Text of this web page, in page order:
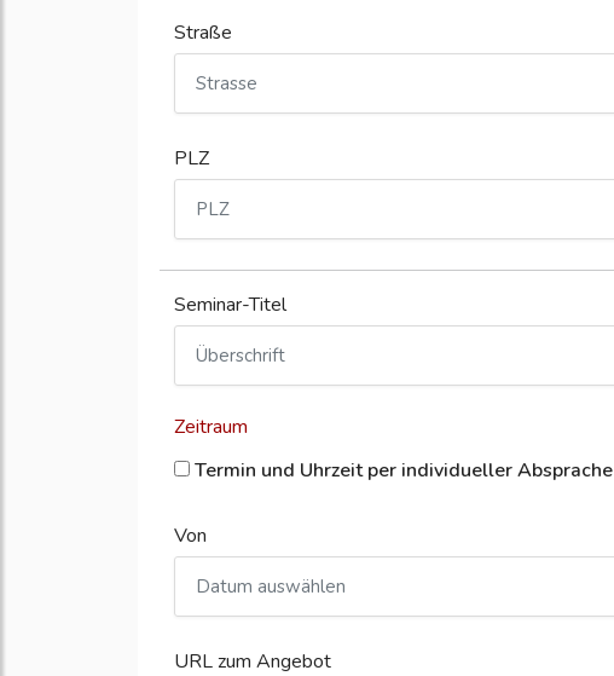
Straße
PLZ
Seminar-Titel
Zeitraum
Termin und Uhrzeit per individueller Absprache
Von
URL zum Angebot